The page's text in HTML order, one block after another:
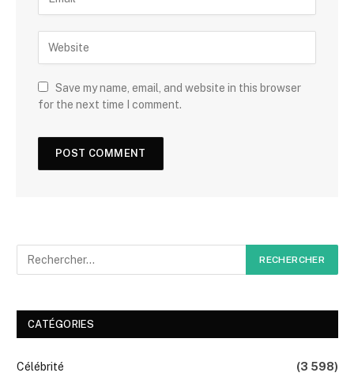
Save my name, email, and website in this browser
for the next time I comment.
CATÉGORIES
Célébrité (3 598)